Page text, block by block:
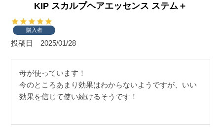
KIP スカルプヘアエッセンス ステム＋
購入者
投稿日 2025/01/28
母が使っています！
今のところあまり効果はわからないようですが、いい
効果を信じて使い続けるそうです！